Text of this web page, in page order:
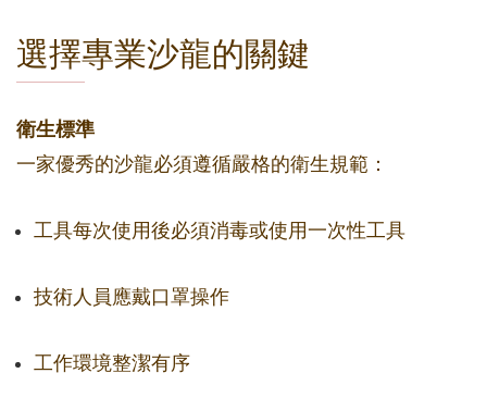
選擇專業沙龍的關鍵
衛生標準
一家優秀的沙龍必須遵循嚴格的衛生規範：
工具每次使用後必須消毒或使用一次性工具
技術人員應戴口罩操作
工作環境整潔有序